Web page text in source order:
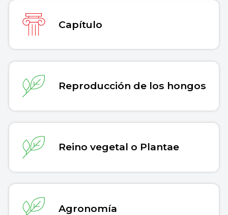
Capítulo
Reproducción de los hongos
Reino vegetal o Plantae
Agronomía